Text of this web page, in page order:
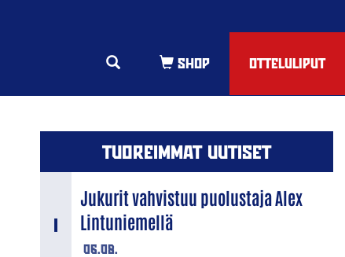
OTTELULIPUT
TUOREIMMAT UUTISET
06.08.
Jukurit vahvistuu puolustaja Alex
Lintuniemellä